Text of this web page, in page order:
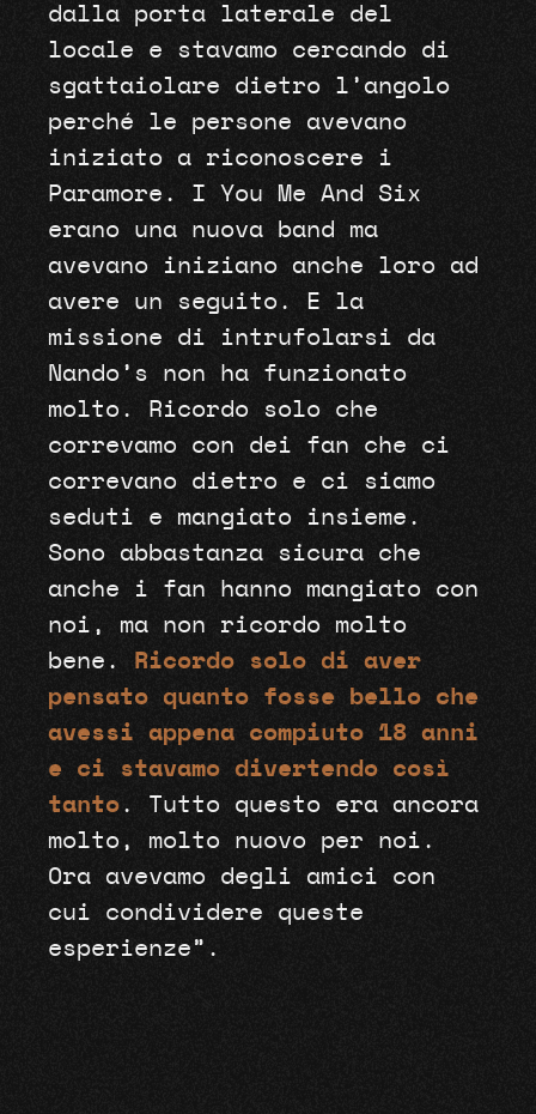
dalla porta laterale del
locale e stavamo cercando di
sgattaiolare dietro l’angolo
perché le persone avevano
iniziato a riconoscere i
Paramore. I You Me And Six
erano una nuova band ma
avevano iniziano anche loro ad
avere un seguito. E la
missione di intrufolarsi da
Nando’s non ha funzionato
molto. Ricordo solo che
correvamo con dei fan che ci
correvano dietro e ci siamo
seduti e mangiato insieme.
Sono abbastanza sicura che
anche i fan hanno mangiato con
noi, ma non ricordo molto
bene.
Ricordo solo di aver
pensato quanto fosse bello che
avessi appena compiuto 18 anni
e ci stavamo divertendo così
tanto. Tutto questo era ancora
molto, molto nuovo per noi.
Ora avevamo degli amici con
cui condividere queste
esperienze”.